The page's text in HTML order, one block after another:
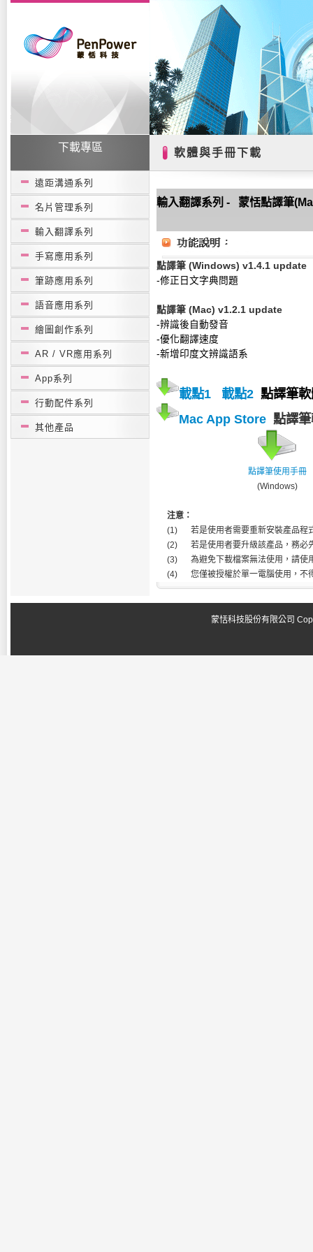
下載專區
遠距溝通系列
名片管理系列
輸入翻譯系列
手寫應用系列
筆跡應用系列
語音應用系列
繪圖創作系列
AR / VR應用系列
App系列
行動配件系列
其他產品
軟體與手冊下載
輸入翻譯系列 - 蒙恬點譯筆
點譯筆 (Windows) v1.4.1 update
-修正日文字典問題
點譯筆 (Mac) v1.2.1 update
-辨識後自動發音
-優化翻譯速度
-新增印度文辨識語系
載點1 載點2 點譯筆
Mac App Store 點譯
點譯筆使用手冊
(Windows)
注意：
(1)
若是使用者需要重新安裝產品程
(2)
若是使用者要升級該產品，務必
(3)
為避免下載檔案無法使用，請使
(4)
您僅被授權於單一電腦使用，不
蒙恬科技股份有限公司